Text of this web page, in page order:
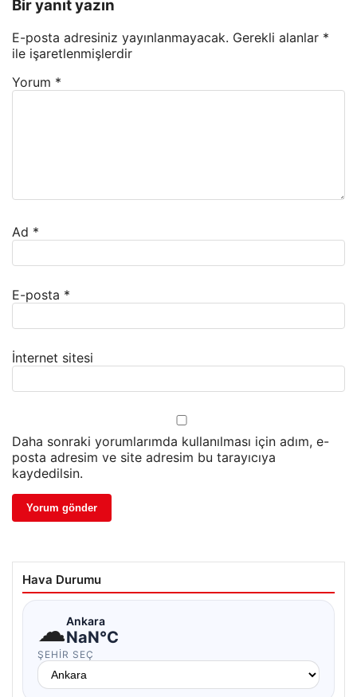
Bir yanıt yazın
E-posta adresiniz yayınlanmayacak. Gerekli alanlar *
ile işaretlenmişlerdir
Yorum *
Ad *
E-posta *
İnternet sitesi
Daha sonraki yorumlarımda kullanılması için adım, e-
posta adresim ve site adresim bu tarayıcıya
kaydedilsin.
Hava Durumu
☁Ankara
NaN°C
ŞEHIR SEÇ